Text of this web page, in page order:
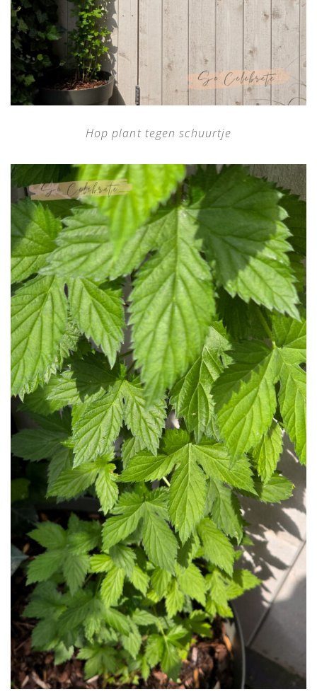
Hop plant tegen schuurtje